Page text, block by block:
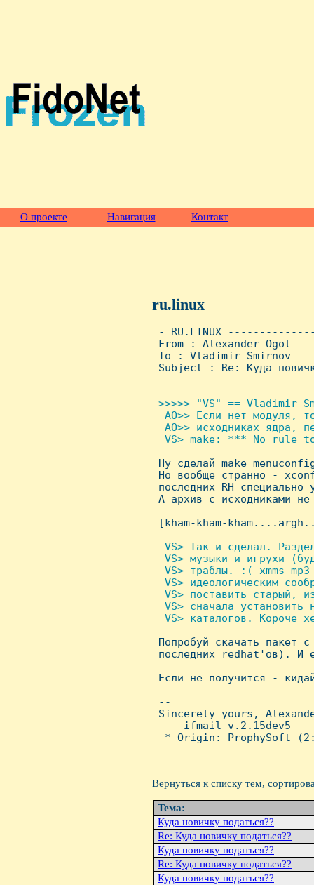
О проекте Навигация Контакт
ru.linux
- RU.LINUX
From : Alexander
To : Vladimir Smirnov
Subject : Re: Куда
>>>>> "VS" == Vladimir
AO>> Если нет модуля,
AO>> исходниках ядра,
VS> make: *** No rule
Hу сделай make
Hо вообще странно -
последних RH
А архив с исходниками
[kham-kham-
VS> Так и сделал.
VS> музыки и игрухи
VS> траблы. :( xmms
VS> идеологическим
VS> поставить старый,
VS> сначала установить
VS> каталогов. Короче
Попробуй скачать пакет
последних redhat'ов). И
Если не получится -
--
Sincerely yours,
--- ifmail v.2.15dev5
* Origin: ProphySoft
Вернуться к списку тем,
Тема:
Куда новичку податься??
Re: Куда новичку податься??
Куда новичку податься??
Re: Куда новичку податься??
Куда новичку податься??